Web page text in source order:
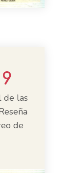
de las
de